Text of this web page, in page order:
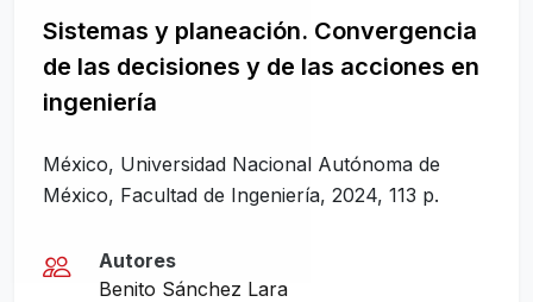
Sistemas y planeación. Convergencia
de las decisiones y de las acciones en
ingeniería
México, Universidad Nacional Autónoma de
México, Facultad de Ingeniería, 2024, 113 p.
Autores
Benito Sánchez Lara